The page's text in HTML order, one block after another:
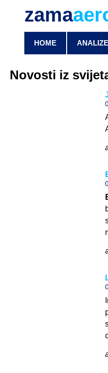
zama
HOME ANALIZE
Novosti iz